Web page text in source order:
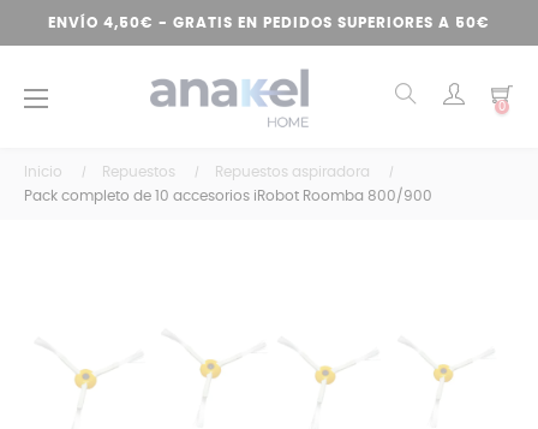
ENVÍO 4,50€ - GRATIS EN PEDIDOS SUPERIORES A 50€
Navegación
☰ 0
Inicio Repuestos
Repuestos aspiradora
Pack completo de 10 accesorios iRobot Roomba 800/900